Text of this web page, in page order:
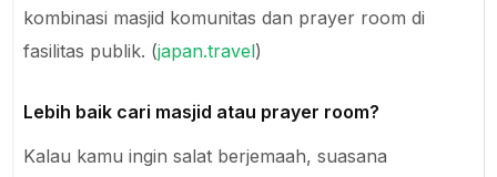
kombinasi masjid komunitas dan prayer room di
fasilitas publik. (japan.travel)
Lebih baik cari masjid atau prayer room?
Kalau kamu ingin salat berjemaah, suasana